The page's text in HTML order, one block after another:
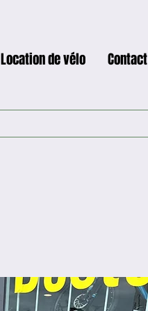
Location de vélo Contact